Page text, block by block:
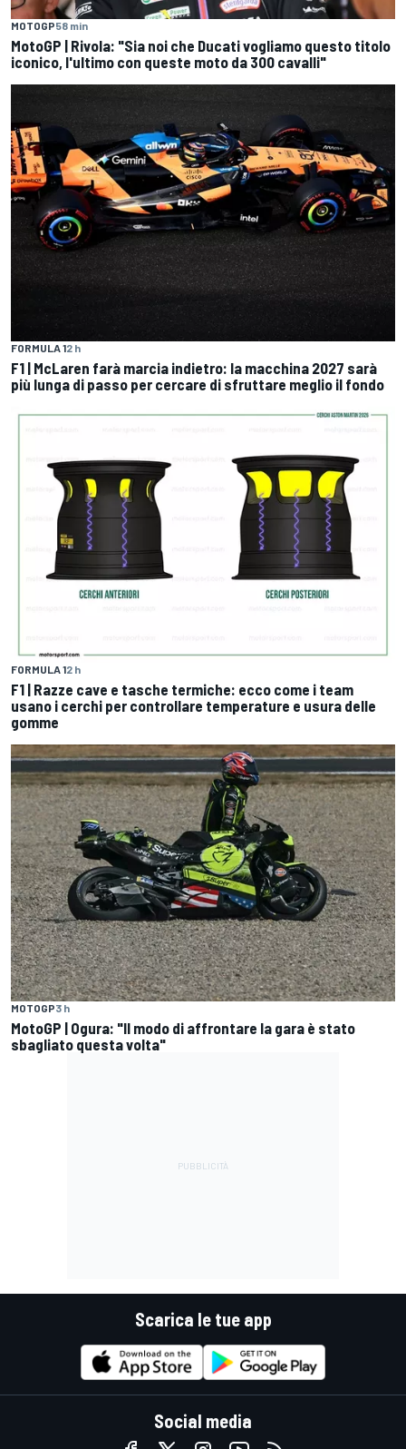
MOTOGP58 min
MotoGP | Rivola: "Sia noi che Ducati vogliamo questo titolo
iconico, l'ultimo con queste moto da 300 cavalli"
FORMULA 12 h
F1 | McLaren farà marcia indietro: la macchina 2027 sarà
più lunga di passo per cercare di sfruttare meglio il fondo
FORMULA 12 h
F1 | Razze cave e tasche termiche: ecco come i team
usano i cerchi per controllare temperature e usura delle
gomme
MOTOGP3 h
MotoGP | Ogura: "Il modo di affrontare la gara è stato
sbagliato questa volta"
Scarica le tue app
Social media